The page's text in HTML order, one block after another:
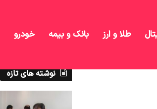
طلا و ارز بانک و بیمه خودرو
نوشته های تازه